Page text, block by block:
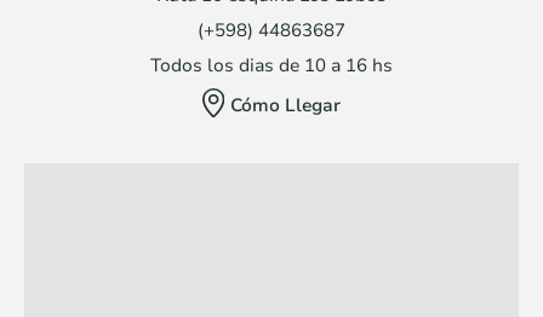
(+598) 44863687
Todos los dias de 10 a 16 hs
Cómo Llegar